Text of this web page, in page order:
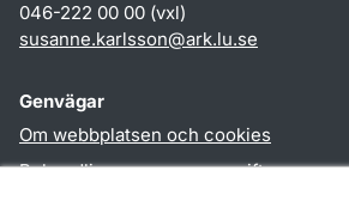
046-222 00 00 (vxl)
susanne.karlsson@ark.lu.se
Genvägar
Om webbplatsen och cookies
Behandling av personuppgifter